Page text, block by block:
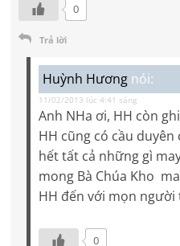
0
Trả lời
Huỳnh Hương nói:
11/02/2013 lúc 4:41 sáng
Anh NHa ơi, HH còn
HH cũng có cầu
hết tất cả những gì
mong Bà Chúa Kho
HH đến với mọn
0